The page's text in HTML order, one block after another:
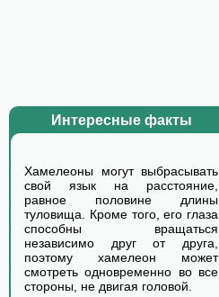
Интересные факты
Хамелеоны могут выбрасывать
свой язык на расстояние,
равное половине длины
туловища. Кроме того, его глаза
способны вращаться
независимо друг от друга,
поэтому хамелеон может
смотреть одновременно во все
стороны, не двигая головой.